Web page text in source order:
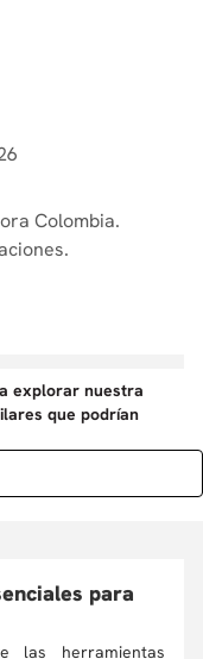
Colombia.
explorar nuestra
que podrían
para
las herramientas